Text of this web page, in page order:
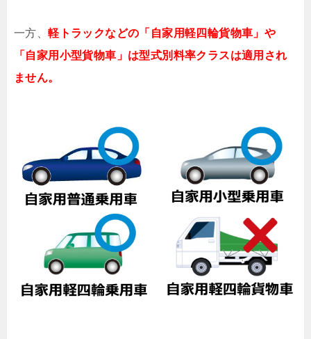
一方、軽トラックなどの「自家用軽四輪貨物車」や
「自家用小型貨物車」は型式別料率クラスは適用され
ません。